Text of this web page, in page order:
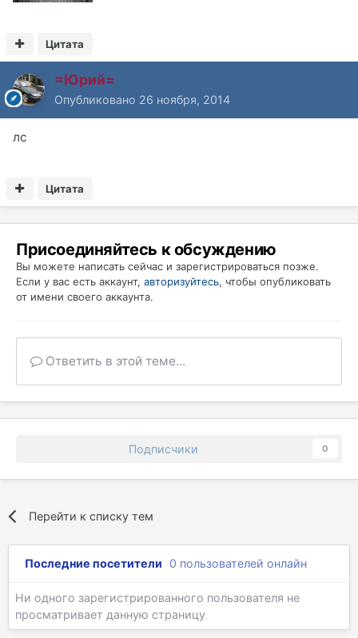
Цитата
=Юрий=
Опубликовано 26 ноября, 2014
лс
Цитата
Присоединяйтесь к обсуждению
Вы можете написать сейчас и зарегистрироваться позже.
Если у вас есть аккаунт, авторизуйтесь, чтобы опубликовать
от имени своего аккаунта.
Ответить в этой теме...
Подписчики 0
Перейти к списку тем
Последние посетители 0 пользователей онлайн
Ни одного зарегистрированного пользователя не
просматривает данную страницу